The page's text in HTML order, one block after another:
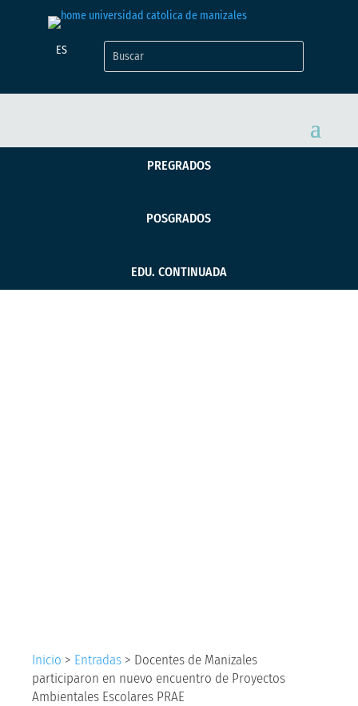
ES
PREGRADOS
POSGRADOS
EDU. CONTINUADA
Inicio > Entradas > Docentes de Manizales
participaron en nuevo encuentro de Proyectos
Ambientales Escolares PRAE